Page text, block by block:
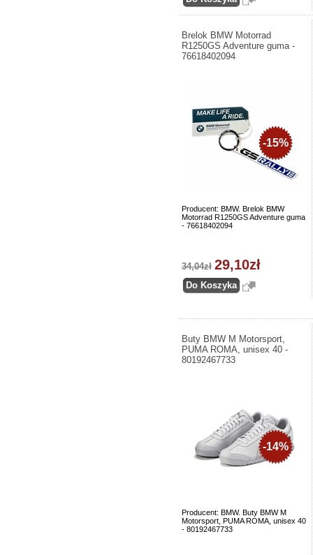
Brelok BMW Motorrad
R1250GS Adventure guma -
76618402094
Producent: BMW. Brelok BMW
Motorrad R1250GS Adventure guma
- 76618402094
-15%
34,04zł 29,10zł
Buty BMW M Motorsport,
PUMA ROMA, unisex 40 -
80192467733
Producent: BMW. Buty BMW M
Motorsport, PUMA ROMA, unisex 40
- 80192467733
-14%